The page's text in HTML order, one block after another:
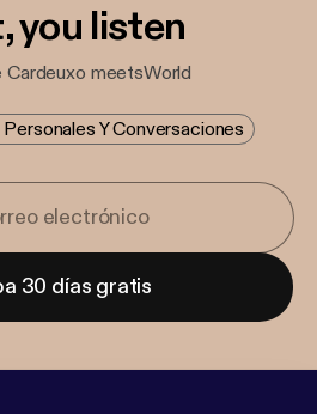
you listen
meetsWorld
Y Conversaciones
30 días gratis